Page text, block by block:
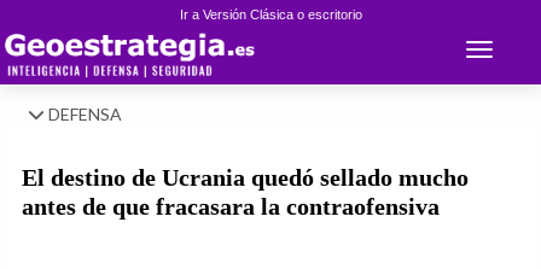
Ir a Versión Clásica o escritorio
Toggle
DEFENSA
El destino de Ucrania quedó sellado mucho
antes de que fracasara la contraofensiva